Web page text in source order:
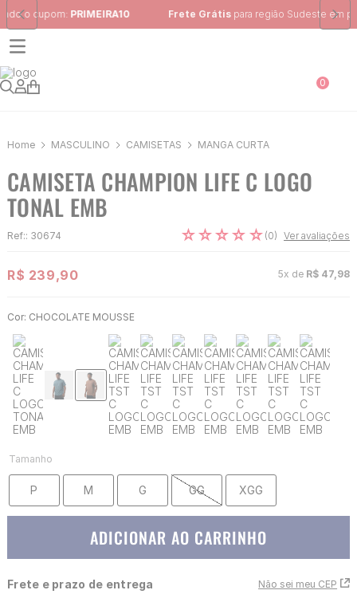
Frete Grátispara região Sudeste em pedidos acima de R$ 399,00
0
MASCULINO CAMISETAS MANGA CURTA
CAMISETA CHAMPION LIFE C LOGO
TONAL EMB
Ref:: 30674 ☆☆☆☆ ☆ (0) Ver avaliações
R$ 239,90 5x de R$ 47 98
Cor: CHOCOLATE MOUSSE
Tamanho
P M G GG XGG
ADICIONAR AO CARRINHO
Frete e prazo de entrega Não sei meu CEP